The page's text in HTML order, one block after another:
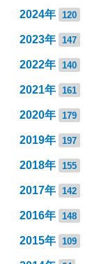
2024年 120
2023年 147
2022年 140
2021年 161
2020年 179
2019年 197
2018年 155
2017年 142
2016年 148
2015年 109